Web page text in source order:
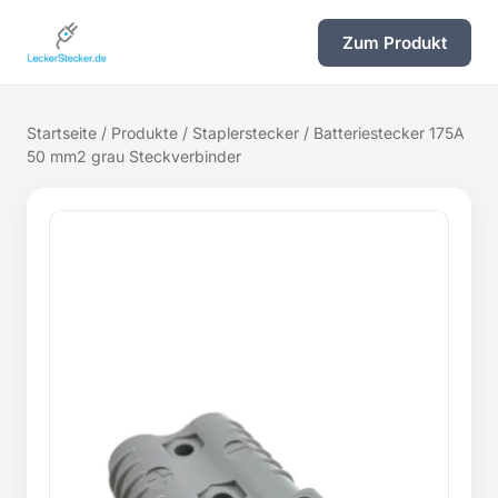
Zum Produkt
Startseite / Produkte / Staplerstecker / Batteriestecker 175A
50 mm2 grau Steckverbinder